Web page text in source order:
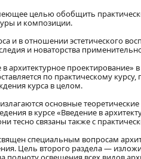
целью обобщить
и композиции.
и в отношении эстетического
и новаторства
архитектурное
по практическому
курса в целом.
основные
в курсе «Введение в
тесно связаны также с
специальным вопросам
Цель второго раздела —